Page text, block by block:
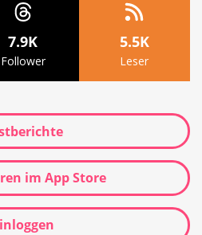
7.9K
Follower
5.5K
Leser
im App Store